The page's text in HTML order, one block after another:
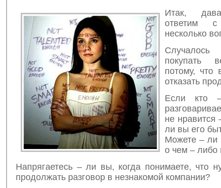
Итак,
ответим
несколько
покупать
потому, что
отказать
Если кто
не нравится
ли вы его
Можете – ли
о чем – либо
Напрягаетесь – ли вы, когда понимаете, что
продолжать разговор в незнакомой компании?